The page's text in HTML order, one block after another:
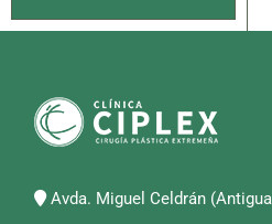
Avda. Miguel Celdrán